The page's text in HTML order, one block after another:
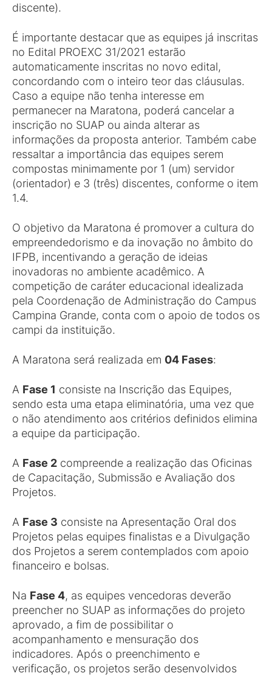
discente).
É importante destacar que as equipes já inscritas
no Edital PROEXC 31/2021 estarão
automaticamente inscritas no novo edital,
concordando com o inteiro teor das cláusulas.
Caso a equipe não tenha interesse em
permanecer na Maratona, poderá cancelar a
inscrição no SUAP ou ainda alterar as
informações da proposta anterior. Também cabe
ressaltar a importância das equipes serem
compostas minimamente por 1 (um) servidor
(orientador) e 3 (três) discentes, conforme o item
1.4.
O objetivo da Maratona é promover a cultura do
empreendedorismo e da inovação no âmbito do
IFPB, incentivando a geração de ideias
inovadoras no ambiente acadêmico. A
competição de caráter educacional idealizada
pela Coordenação de Administração do Campus
Campina Grande, conta com o apoio de todos os
campi da instituição.
A Maratona será realizada em 04 Fases:
A Fase 1 consiste na Inscrição das Equipes,
sendo esta uma etapa eliminatória, uma vez que
o não atendimento aos critérios definidos elimina
a equipe da participação.
A Fase 2 compreende a realização das Oficinas
de Capacitação, Submissão e Avaliação dos
Projetos.
A Fase 3 consiste na Apresentação Oral dos
Projetos pelas equipes finalistas e a Divulgação
dos Projetos a serem contemplados com apoio
financeiro e bolsas.
Na Fase 4, as equipes vencedoras deverão
preencher no SUAP as informações do projeto
aprovado, a fim de possibilitar o
acompanhamento e mensuração dos
indicadores. Após o preenchimento e
verificação, os projetos serão desenvolvidos